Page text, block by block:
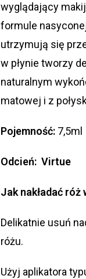
wyglądający
formule
utrzymują się
w płynie tworzy
naturalnym
matowej i z
Pojemność: 7,5ml
Odcień: Virtue
Jak nakładać róż
Delikatnie usuń
różu.
Użyj aplikatora